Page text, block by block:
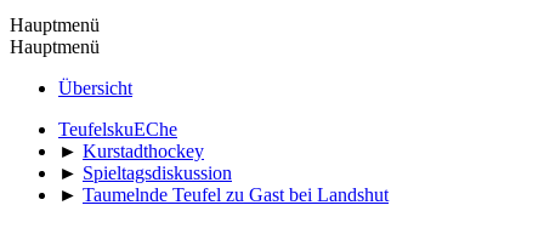
Hauptmenü
Hauptmenü
Übersicht
TeufelskuEChe
► Kurstadthockey
► Spieltagsdiskussion
► Taumelnde Teufel zu Gast bei Landshut